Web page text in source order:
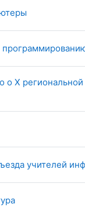
о X
учителей